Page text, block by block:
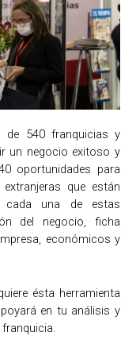
de 540 franquicias y
un negocio exitoso y
oportunidades para
que están
cada una de estas
del negocio, ficha
económicos y
ésta herramienta
en tu análisis y